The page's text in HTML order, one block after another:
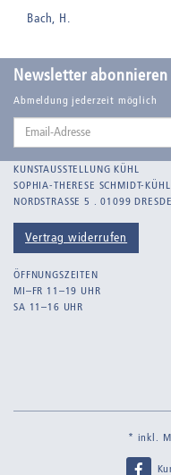
Bach, H.
Balden, Theo , eigentlich
Balden-Wolff, Annemarie
Bankroth, Bernd
Bankroth, Ursula
Barth, Arthur Julius
Bartnig, Horst
Bartzsch, Paul Kurt
Becker, F.
Beckmann, Max
Newsletter abonnieren
Abmeldung jederzeit möglich
Email-
KUNSTAUSSTELLUNG KÜHL
SOPHIA-THERESE SCHMIDT-KÜHL
NORDSTRASSE 5 . 01099 DRESDEN
Vertrag widerrufen
ÖFFNUNGSZEITEN
MI–FR 11–19 UHR
SA 11–16 UHR
* inkl.